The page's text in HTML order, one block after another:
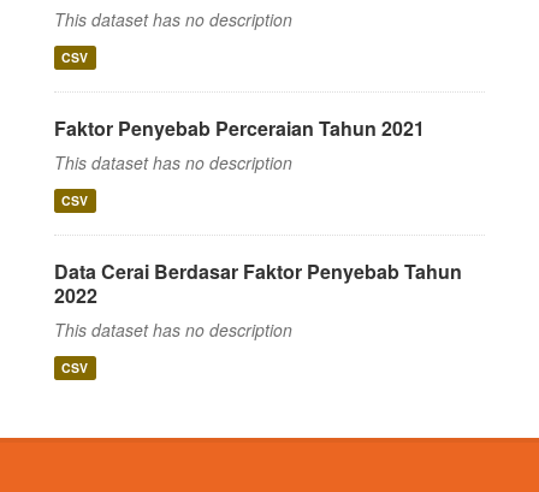
This dataset has no description
CSV
Faktor Penyebab Perceraian Tahun 2021
This dataset has no description
CSV
Data Cerai Berdasar Faktor Penyebab Tahun
2022
This dataset has no description
CSV